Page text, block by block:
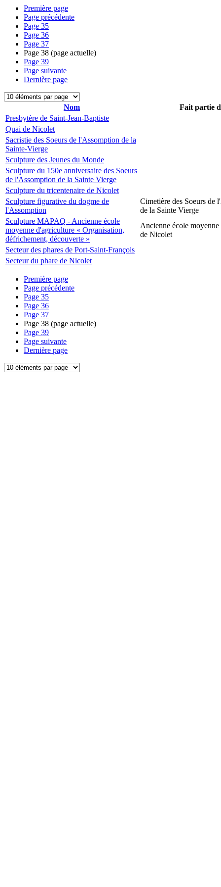
Première page
Page précédente
Page 35
Page 36
Page 37
Page 38 (page actuelle)
Page 39
Page suivante
Dernière page
Nom
Fait partie
Presbytère de Saint-Jean-Baptiste
Quai de Nicolet
Sacristie des Soeurs de l'Assomption de la
Sainte-Vierge
Sculpture des Jeunes du Monde
Sculpture du 150e anniversaire des Soeurs
de l'Assomption de la Sainte Vierge
Sculpture du tricentenaire de Nicolet
Sculpture figurative du dogme de
l'Assomption
Cimetière des Soeurs de
de la Sainte Vierge
Sculpture MAPAQ - Ancienne école
moyenne d'agriculture « Organisation,
défrichement, découverte »
Ancienne école
de Nicolet
Secteur des phares de Port-Saint-François
Secteur du phare de Nicolet
Première page
Page précédente
Page 35
Page 36
Page 37
Page 38 (page actuelle)
Page 39
Page suivante
Dernière page